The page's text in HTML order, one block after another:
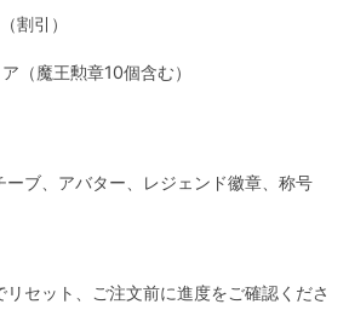
引）
魔王勲章10個含む）
ブ、アバター、レジェンド徽章、称号
セット、ご注文前に進度をご確認くださ